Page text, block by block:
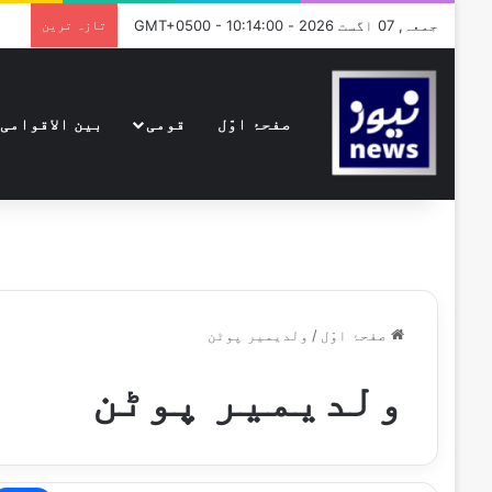
جمعہ, 07 اگست 2026 - GMT+0500 - 10:14:00 تازہ ترین
صفحۂ اوّل قومی بین الاقوامی
صفحۂ اوّل / ولدیمیر پوٹن
ولدیمیر پوٹن